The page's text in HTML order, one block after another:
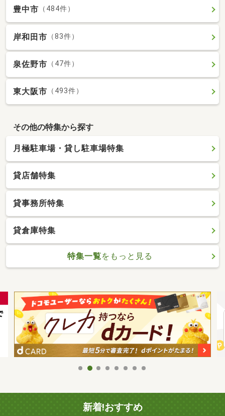
豊中市 （484件）
岸和田市 （83件）
泉佐野市 （47件）
東大阪市 （493件）
その他の特集から探す
月極駐車場・貸し駐車場特集
貸店舗特集
貸事務所特集
貸倉庫特集
特集一覧をもっと見る
新着!おすすめ